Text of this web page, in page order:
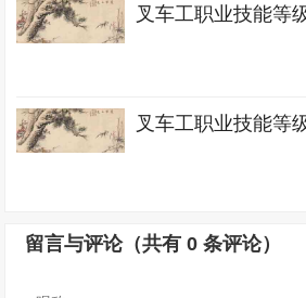
叉车工职业技能等
叉车工职业技能等
留言与评论（共有0 条评论）